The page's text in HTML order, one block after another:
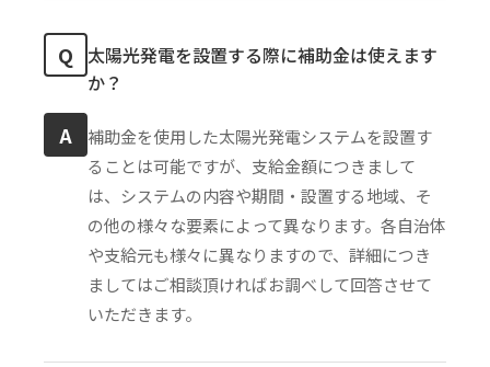
Q 太陽光発電を設置する際に補助金は使えます
か？
A
補助金を使用した太陽光発電システムを設置す
ることは可能ですが、支給金額につきまして
は、システムの内容や期間・設置する地域、そ
の他の様々な要素によって異なります。各自治体
や支給元も様々に異なりますので、詳細につき
ましてはご相談頂ければお調べして回答させて
いただきます。